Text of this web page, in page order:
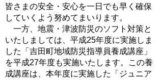
皆さまの安全・安心を一日でも早く確保
していくよう努めてまいります。
一方、地震・津波防災のソフト対策と
いたしましては、平成25年度に実施しま
した「吉田町地域防災指導員養成講座」
を平成27年度も実施いたします。この養
成講座は、本年度に実施した「ジュニア